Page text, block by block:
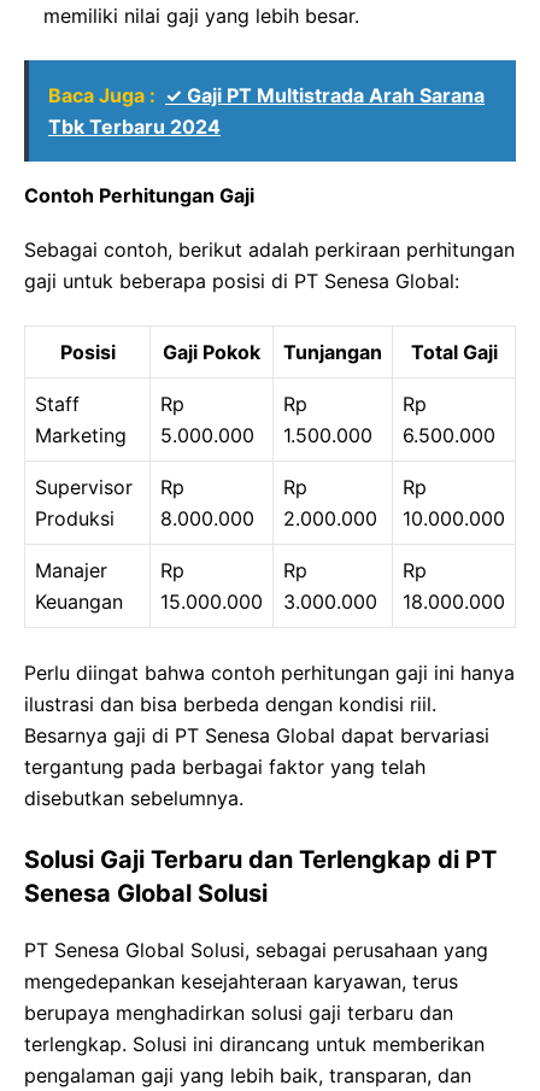
memiliki nilai gaji yang lebih besar.
Baca Juga : ✓ Gaji PT Multistrada Arah Sarana
Tbk Terbaru 2024
Contoh Perhitungan Gaji
Sebagai contoh, berikut adalah perkiraan perhitungan
gaji untuk beberapa posisi di PT Senesa Global:
Posisi Gaji Pokok Tunjangan Total Gaji
Staff
Marketing
Rp
5.000.000
Rp
1.500.000
Rp
6.500.000
Supervisor
Produksi
Rp
8.000.000
Rp
2.000.000
Rp
10.000.000
Manajer
Keuangan
Rp
15.000.000
Rp
3.000.000
Rp
18.000.000
Perlu diingat bahwa contoh perhitungan gaji ini hanya
ilustrasi dan bisa berbeda dengan kondisi riil.
Besarnya gaji di PT Senesa Global dapat bervariasi
tergantung pada berbagai faktor yang telah
disebutkan sebelumnya.
Solusi Gaji Terbaru dan Terlengkap di PT
Senesa Global Solusi
PT Senesa Global Solusi, sebagai perusahaan yang
mengedepankan kesejahteraan karyawan, terus
berupaya menghadirkan solusi gaji terbaru dan
terlengkap. Solusi ini dirancang untuk memberikan
pengalaman gaji yang lebih baik, transparan, dan